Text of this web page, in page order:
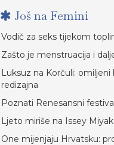
Još na Femini
Vodič za seks tijekom
Zašto je menstruacija i
Luksuz na Korčuli:
redizajna
Poznati Renesansni
Ljeto miriše na Issey
One mijenjaju Hrvatsku: